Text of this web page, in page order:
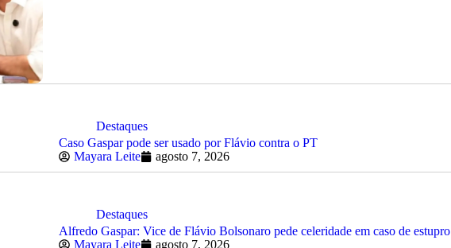
Destaques
Caso Gaspar pode ser usado por Flávio contra o PT
Mayara Leite
agosto 7, 2026
Destaques
Alfredo Gaspar: Vice de Flávio Bolsonaro pede celeridade em caso de estupro
Mayara Leite
agosto 7, 2026